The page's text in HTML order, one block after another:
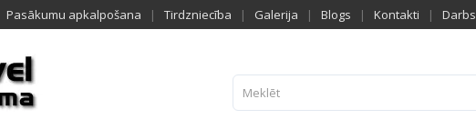
Pasākumu apkalpošana | Tirdzniecība | Galerija | Blogs | Kontakti | Darbs